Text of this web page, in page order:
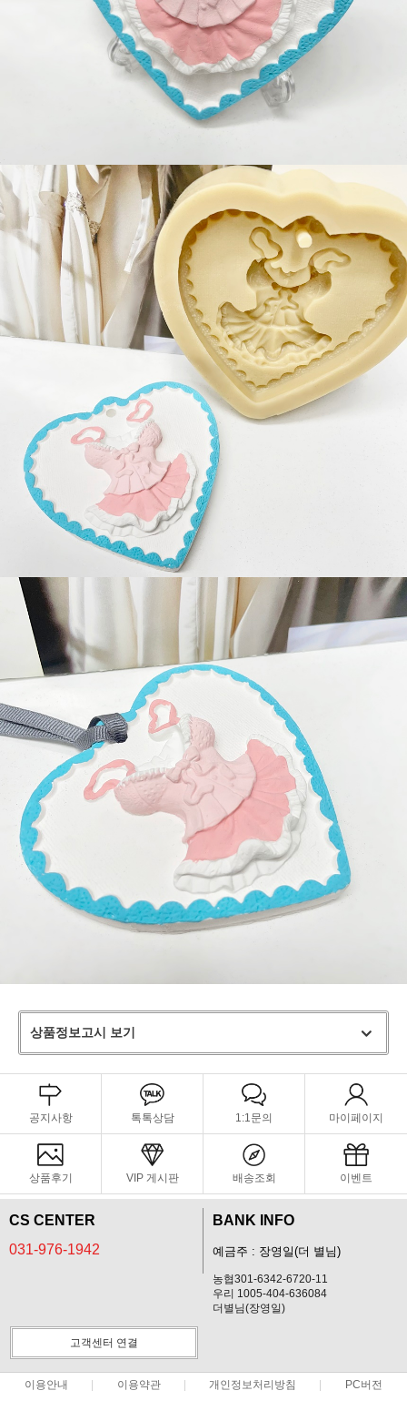
상품정보고시 보기
공지사항 톡톡상담 1:1문의 마이페이지
상품후기 VIP 게시판 배송조회 이벤트
CS CENTER
031-976-1942
BANK INFO
예금주 : 장영일(더 별님)
농협301-6342-6720-11
우리 1005-404-636084
더별님(장영일)
고객센터 연결
이용안내 이용약관 개인정보처리방침 PC버전